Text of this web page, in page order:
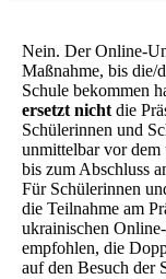
Nein. Der Online-
Maßnahme, bis die/
Schule bekommen
ersetzt nicht die
Schülerinnen und
unmittelbar vor dem
bis zum Abschluss
Für Schülerinnen
die Teilnahme am
ukrainischen
empfohlen, die
auf den Besuch der